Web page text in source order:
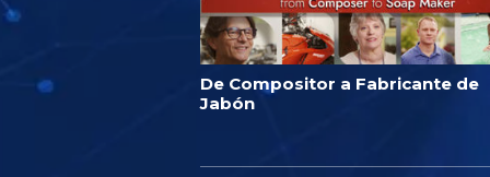
De Compositor a Fabricante de
Jabón